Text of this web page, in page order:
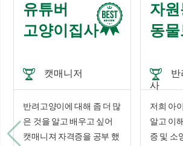
유튜버
고양이집사
캣매니저
반려고양이에 대해 좀 더 많
은 것을 알고 배우고 싶어
캣매니져 자격증을 공부 했
자
동
반
사
저희 아
알고 이
증 및 소